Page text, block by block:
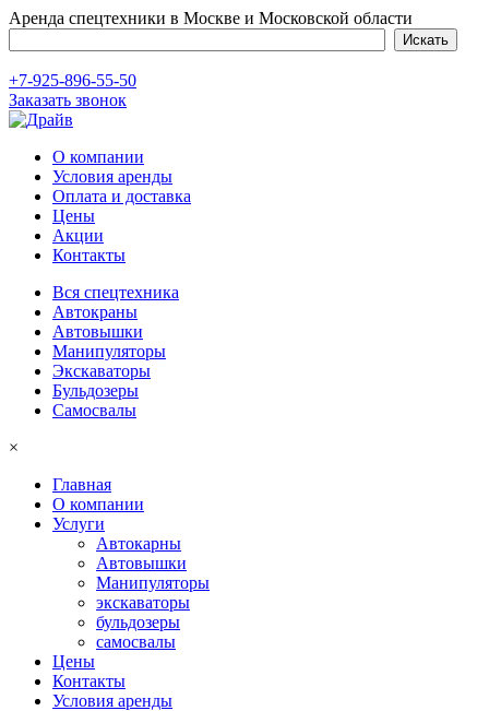
Аренда спецтехники в Москве и Московской области
+7-925-896-55-50
Заказать звонок
О компании
Условия аренды
Оплата и доставка
Цены
Акции
Контакты
Вся спецтехника
Автокраны
Автовышки
Манипуляторы
Экскаваторы
Бульдозеры
Самосвалы
×
Главная
О компании
Услуги
Автокарны
Автовышки
Манипуляторы
экскаваторы
бульдозеры
самосвалы
Цены
Контакты
Условия аренды